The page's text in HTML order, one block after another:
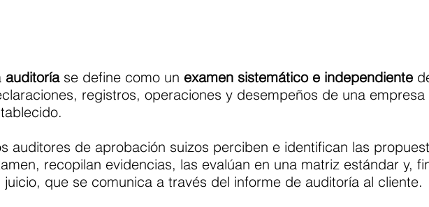
auditoría se define como un examen sistemático e independiente
registros, operaciones y desempeños de una
auditores de aprobación suizos perciben e identifican las
recopilan evidencias, las evalúan en una matriz estándar y,
juicio, que se comunica a través del informe de auditoría al cliente.